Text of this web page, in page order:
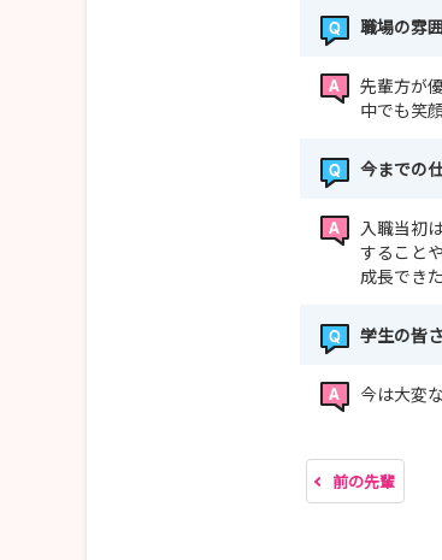
職場の雰
先輩方が
中でも笑
今までの
入職当初
すること
成長でき
学生の皆
今は大変
前の先輩